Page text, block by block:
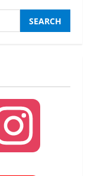
के लिए 13
: रेखा आर्या